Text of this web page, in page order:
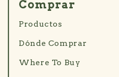
Comprar
Productos
Dónde Comprar
Where To Buy